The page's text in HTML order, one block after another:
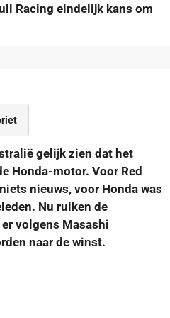
Racing eindelijk kans om
gelijk zien dat het
Honda-motor. Voor Red
nieuws, voor Honda was
Nu ruiken de
volgens Masashi
naar de winst.